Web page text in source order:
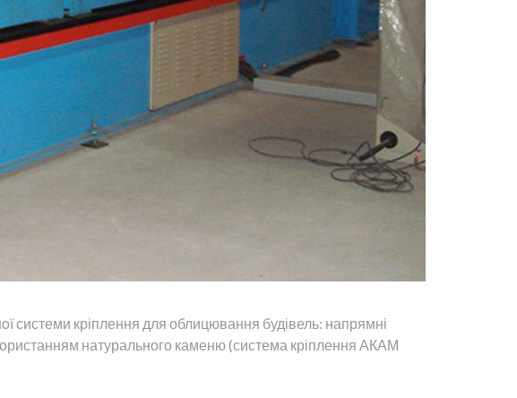
системи кріплення для облицювання будівель: напрямні
натурального каменю(система кріплення АКАМ